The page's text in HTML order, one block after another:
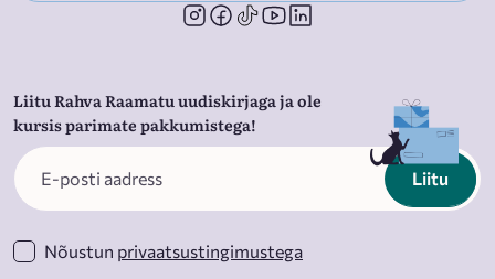
Liitu Rahva Raamatu uudiskirjaga ja ole
kursis parimate pakkumistega!
Liitu
Nõustun privaatsustingimustega